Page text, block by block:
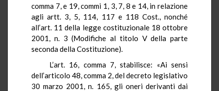
comma 7, e 19, commi 1, 3, 7, 8 e 14, in relazione
agli artt. 3, 5, 114, 117 e 118 Cost., nonché
all’art. 11 della legge costituzionale 18 ottobre
2001, n. 3 (Modifiche al titolo V della parte
seconda della Costituzione).
L’art. 16, comma 7, stabilisce: «Ai sensi
dell’articolo 48, comma 2, del decreto legislativo
30 marzo 2001, n. 165, gli oneri derivanti dai